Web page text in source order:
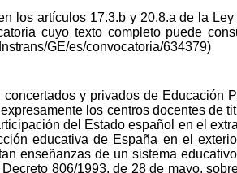
los artículos 17.3.b y 20.8.a de la
cuyo texto completo puede
GE/es/convocatoria/634379)
y privados de Educación
los centros docentes de
del Estado español en el
educativa de España en el
enseñanzas de un sistema
806/1993, de 28 de mayo,